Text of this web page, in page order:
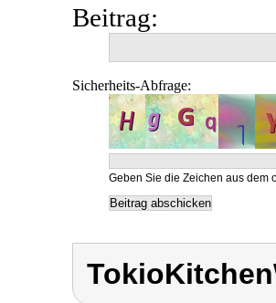
Beitrag:
Sicherheits-Abfrage:
Geben Sie die Zeichen aus dem